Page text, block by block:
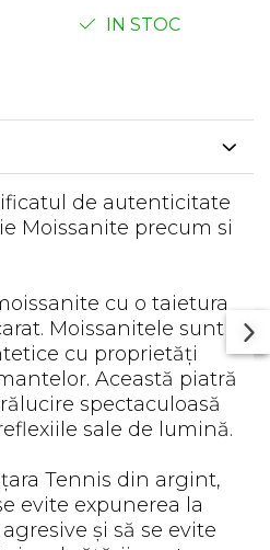
IN STOC
de autenticitate
Moissanite precum si
cu o taietura
Moissanitele sunt
cu proprietăți
Această piatră
spectaculoasă
sale de lumină.
Tennis din argint,
evite expunerea la
și să se evite